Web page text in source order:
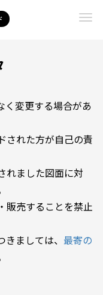
く変更する場合があ
された方が自己の責
れました図面に対
販売することを禁止
ましては、 最寄の